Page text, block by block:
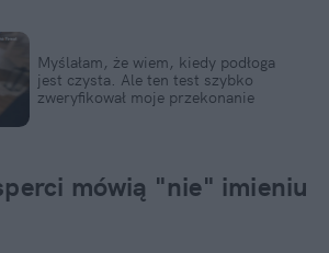
Myślałam, że wiem, kiedy podłoga
jest czysta. Ale ten test szybko
zweryfikował moje przekonanie
mówią "nie" imieniu